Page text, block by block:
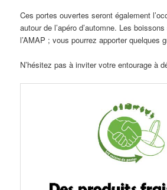
Ces portes ouvertes seront également
autour de l’apéro d’automne. Les
l’AMAP ; vous pourrez apporter quelques
N’hésitez pas à inviter votre entourage à